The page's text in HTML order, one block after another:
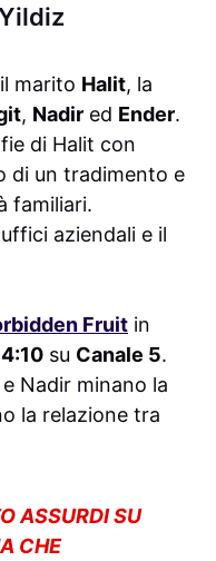
marito Halit, la
, Nadir ed Ender.
di Halit con
di un tradimento e
familiari.
aziendali e il
Fruit in
su Canale 5.
e Nadir minano la
la relazione tra
ASSURDI SU
CHE